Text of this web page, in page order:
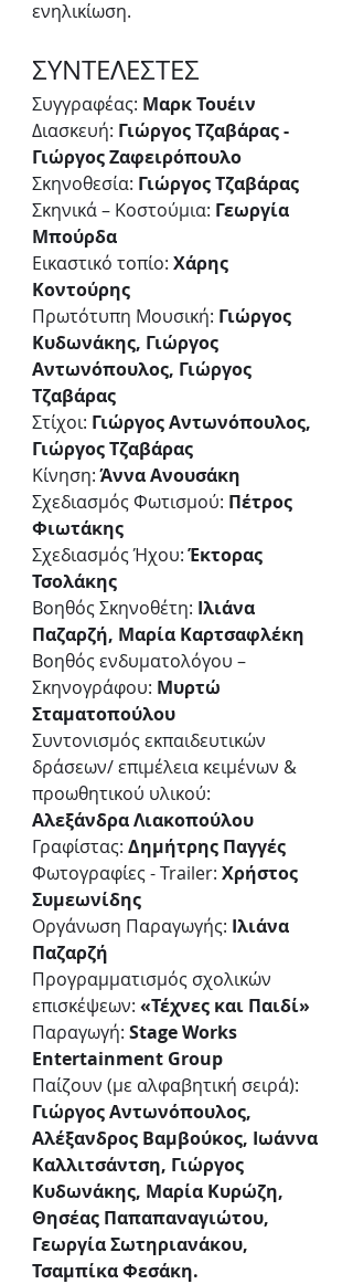
ενηλικίωση.
ΣΥΝΤΕΛΕΣΤΕΣ
Συγγραφέας: Μαρκ Τουέιν
Διασκευή: Γιώργος Τζαβάρας -
Γιώργος Ζαφειρόπουλο
Σκηνοθεσία: Γιώργος Τζαβάρας
Σκηνικά – Κοστούμια: Γεωργία
Μπούρδα
Εικαστικό τοπίο: Χάρης
Κοντούρης
Πρωτότυπη Μουσική: Γιώργος
Κυδωνάκης, Γιώργος
Αντωνόπουλος, Γιώργος
Τζαβάρας
Στίχοι: Γιώργος Αντωνόπουλος,
Γιώργος Τζαβάρας
Κίνηση: Άννα Ανουσάκη
Σχεδιασμός Φωτισμού: Πέτρος
Φιωτάκης
Σχεδιασμός Ήχου: Έκτορας
Τσολάκης
Βοηθός Σκηνοθέτη: Ιλιάνα
Παζαρζή, Μαρία Καρτσαφλέκη
Βοηθός ενδυματολόγου –
Σκηνογράφου: Μυρτώ
Σταματοπούλου
Συντονισμός εκπαιδευτικών
δράσεων/ επιμέλεια κειμένων &
προωθητικού υλικού:
Αλεξάνδρα Λιακοπούλου
Γραφίστας: Δημήτρης Παγγές
Φωτογραφίες - Trailer: Χρήστος
Συμεωνίδης
Οργάνωση Παραγωγής: Ιλιάνα
Παζαρζή
Προγραμματισμός σχολικών
επισκέψεων: «Τέχνες και Παιδί»
Παραγωγή: Stage Works
Entertainment Group
Παίζουν (με αλφαβητική σειρά):
Γιώργος Αντωνόπουλος,
Αλέξανδρος Βαμβούκος, Ιωάννα
Καλλιτσάντση, Γιώργος
Κυδωνάκης, Μαρία Κυρώζη,
Θησέας Παπαπαναγιώτου,
Γεωργία Σωτηριανάκου,
Τσαμπίκα Φεσάκη.